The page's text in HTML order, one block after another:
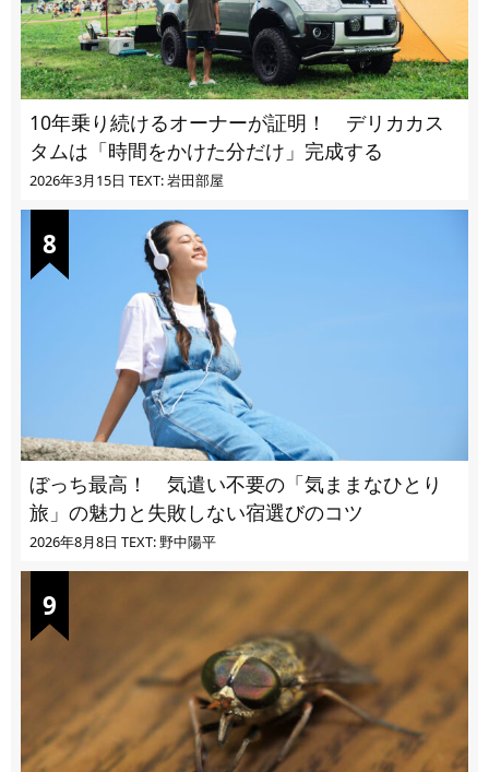
10年乗り続けるオーナーが証明！ デリカカス
タムは「時間をかけた分だけ」完成する
2026年3月15日 TEXT: 岩田部屋
ぼっち最高！ 気遣い不要の「気ままなひとり
旅」の魅力と失敗しない宿選びのコツ
2026年8月8日 TEXT: 野中陽平